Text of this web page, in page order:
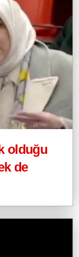
olduğu
de